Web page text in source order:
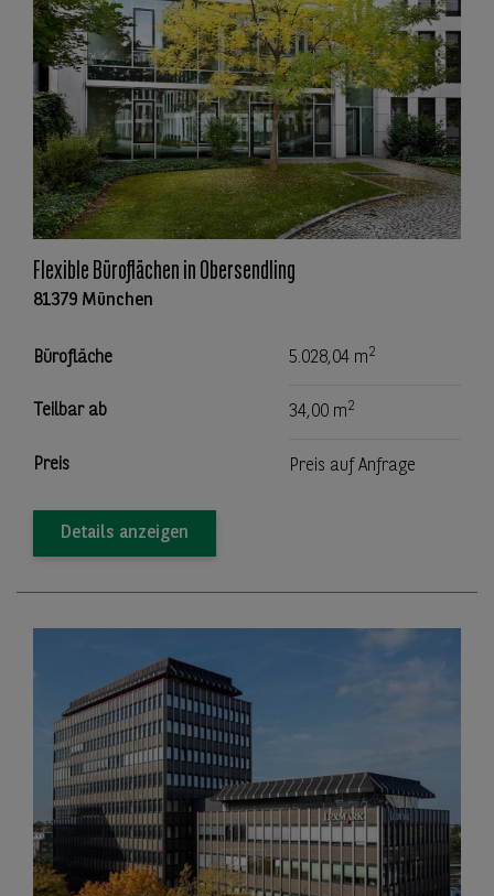
Flexible Büroflächen in Obersendling
81379 München
Bürofläche 5.028,04 m2
Teilbar ab 34,00 m2
Preis Preis auf Anfrage
Details anzeigen